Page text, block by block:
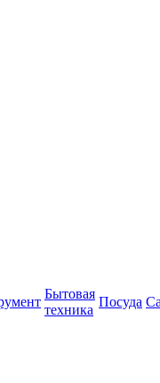
Бытовая
техника
Посуда